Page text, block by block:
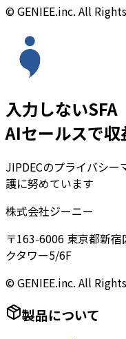
© GENIEE.inc. All
入力しないSFA
AIセールスで収
JIPDECのプライバシ
護に努めています
株式会社ジーニー
〒163-6006 東京都新
クタワー5/6F
© GENIEE.inc. All
製品について